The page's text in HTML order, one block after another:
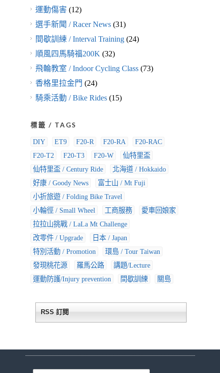
運動傷害(12)
選手新聞 / Racer News(31)
間歇訓練 / Interval Training(24)
順風四馬騎福200K(32)
飛輪教室 / Indoor Cycling Class(73)
香格里拉金門 (24)
騎乘活動 / Bike Rides(15)
標籤 / TAGS
DIY ET9 F20-R F20-RA
F20-RAC
F20-T2
F20-T3 F20-W
仙特里盃
仙特里盃 / Century Ride
北海道 / Hokkaido
好康 / Goody News
富士山 / Mt Fuji
小折旅遊 / Folding Bike Travel
小輪徑 / Small Wheel
工商服務
愛車回娘家
拉拉山挑戰 / LaLa Mt Challenge
改零件 / Upgrade
日本 / Japan
特別活動 / Promotion
環島 / Tour Taiwan
發現桃花源
羅馬公路
講題/Lecture
運動防護/Injury prevention
間歇訓練 關島
RSS 訂閱